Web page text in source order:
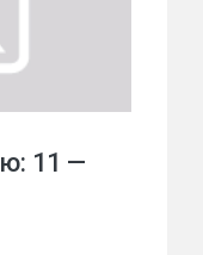
11 —